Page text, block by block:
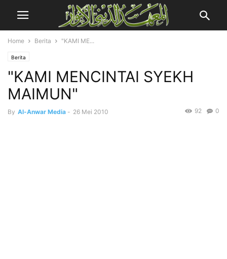
Home Berita "KAMI ME...
Berita
"KAMI MENCINTAI SYEKH
MAIMUN"
By Al-Anwar Media - 26 Mei 2010 0
92